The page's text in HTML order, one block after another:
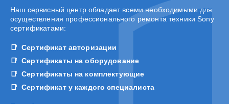
Наш сервисный центр обладает всеми необходимыми для
осуществления профессионального ремонта техники Sony
сертификатами:
Сертификат авторизации
Сертификаты на оборудование
Сертификаты на комплектующие
Сертификат у каждого специалиста